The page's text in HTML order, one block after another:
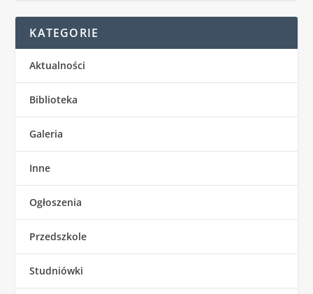
KATEGORIE
Aktualności
Biblioteka
Galeria
Inne
Ogłoszenia
Przedszkole
Studniówki